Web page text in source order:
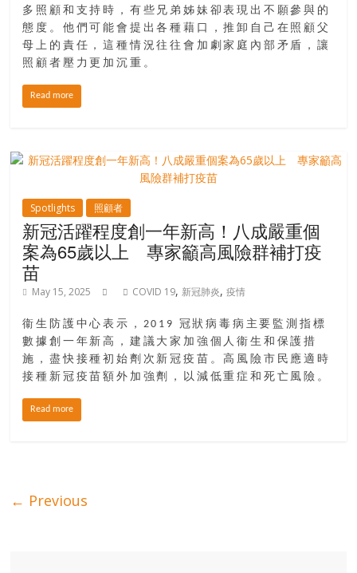
多照顧和支持時，有些兄弟姊妹卻表現出不願參與的
態度。他們可能會提出各種藉口，推卸自己在照顧父
母上的責任，這種情況往往會加劇家庭內部矛盾，讓
照顧者壓力更加沉重。
Read more
Spotlights 照顧者
新冠活躍程度創一年新高！八成嚴重個
案為65歲以上 專家籲高風險群補打疫
苗
May 15, 2025 COVID 19, 新冠肺炎,疫情
衞生防護中心表示，2019 冠狀病毒病主要監測指標
數據創一年新高，建議大家加強個人衞生和保護措
施，盡快接種初始劑次新冠疫苗。高風險市民應適時
接種新冠疫苗額外加強劑，以減低重症和死亡風險。
Read more
← Previous